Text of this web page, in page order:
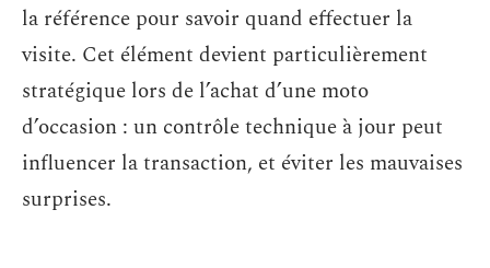
la référence pour savoir quand effectuer la
visite. Cet élément devient particulièrement
stratégique lors de l’achat d’une moto
d’occasion : un contrôle technique à jour peut
influencer la transaction, et éviter les mauvaises
surprises.